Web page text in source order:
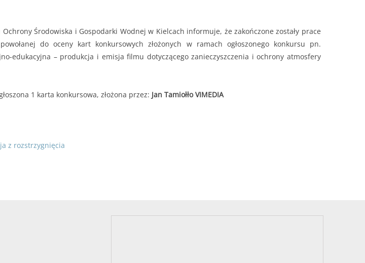
Środowiska i Gospodarki Wodnej w Kielcach informuje, że zakończone zostały prace
do oceny kart konkursowych złożonych w ramach ogłoszonego konkursu pn.
edukacyjna – produkcja i emisja filmu dotyczącego zanieczyszczenia i ochrony atmosfery
1 karta konkursowa, złożona przez: Jan Tamiołło VIMEDIA
z rozstrzygnięcia